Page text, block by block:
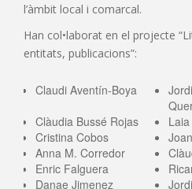
l’àmbit local i comarcal.
Han col•laborat en el projecte
entitats, publicacions”:
Claudi Aventín-Boya
Clàudia Bussé Rojas
Cristina Cobos
Anna M. Corredor
Enric Falguera
Danae Jimenez